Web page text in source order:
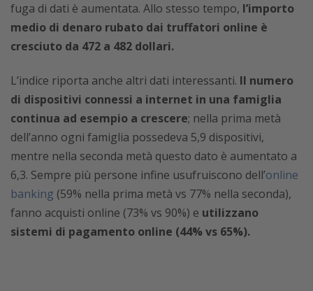
fuga di dati è aumentata. Allo stesso tempo, l’importo
medio di denaro rubato dai truffatori online è
cresciuto da 472 a 482 dollari.
L’indice riporta anche altri dati interessanti. Il numero
di dispositivi connessi a internet in una famiglia
continua ad esempio a crescere; nella prima metà
dell’anno ogni famiglia possedeva 5,9 dispositivi,
mentre nella seconda metà questo dato è aumentato a
6,3. Sempre più persone infine usufruiscono dell’online
banking (59% nella prima metà vs 77% nella seconda),
fanno acquisti online (73% vs 90%) e utilizzano
sistemi di pagamento online (44% vs 65%).